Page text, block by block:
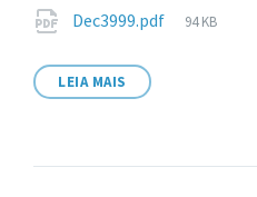
Anexos
Dec3999.pdf
Tamanho
94 KB
LEIA MAIS